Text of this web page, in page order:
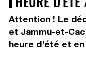
Attention ! Le
et Jammu-et-
heure d'été et